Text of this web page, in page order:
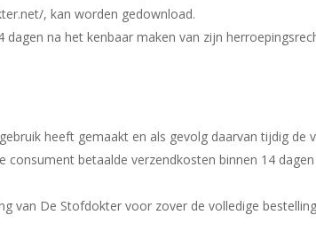
, kan worden gedownload.
na het kenbaar maken van zijn
heeft gemaakt en als gevolg daarvan tijdig
betaalde verzendkosten binnen 14
van De Stofdokter voor zover de volledige